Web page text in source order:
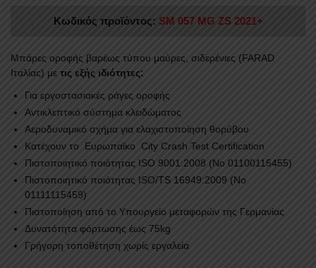
Κωδικός προϊόντος: SM 057 MG ZS 2021+
Mπάρες οροφής βαρέως τύπου μαύρες, σιδερένιες (FARAD
Ιταλίας) με τις εξής ιδιότητες:
Για εργοστασιακές ράγες οροφής
Αντικλεπτικό σύστημα κλειδώματος
Αεροδυναμικό σχήμα για ελαχιστοποίηση θορύβου
Κατέχουν το Ευρωπαϊκο City Crash Test Certification
Πιστοποιητικό ποιότητας ISO 9001:2008 (No 01100115455)
Πιστοποιητικό ποιότητας ISO/TS 16949:2009 (No
01111115459)
Πιστοποίηση από το Υπουργείο μεταφορών της Γερμανίας
Δυνατότητα φόρτωσης έως 75kg
Γρήγορη τοποθέτηση χωρίς εργαλεία